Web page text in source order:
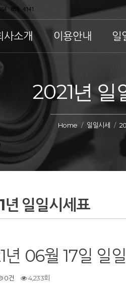
. 859 . 4141
사소개 이용안내 일
2021년 일
Home 일일시세
일일시세표
년 06월 17일 일
0건 4,233회